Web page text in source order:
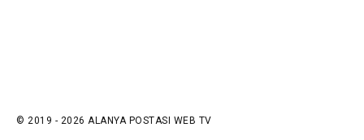
© 2019 - 2026 ALANYA POSTASI WEB TV